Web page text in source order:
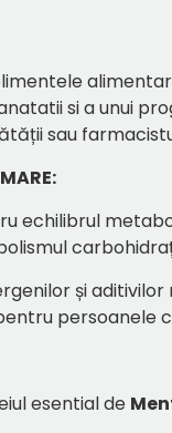
si a unui
sau
echilibrul
și
persoanele
esential de